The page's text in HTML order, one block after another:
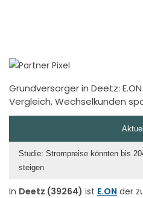
Grundversorger in Deetz: E.ON
Vergleich, Wechselkunden
In Deetz (39264) ist E.ON der
Studie: Strompreise könnten bis
steigen